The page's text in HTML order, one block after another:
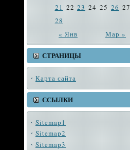
« Янв Мар »
21 22 23 24 25 26 27
28
СТРАНИЦЫ
Карта сайта
ССЫЛКИ
Sitemap1
Sitemap2
Sitemap3